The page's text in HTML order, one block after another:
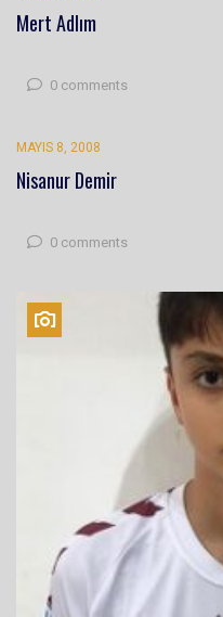
Mert Adlım
0 comments
MAYIS 8, 2008
Nisanur Demir
0 comments